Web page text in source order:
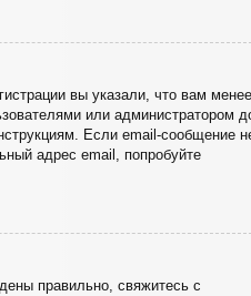
вы указали, что вам менее
или администратором
Если email-сообщение
адрес email, попробуйте
правильно, свяжитесь с